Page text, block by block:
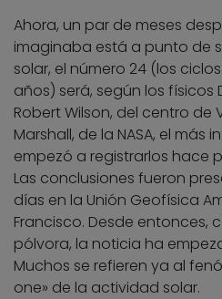
Ahora, un par de meses
imaginaba está a punto de
solar, el número 24 (los
años) será, según los físicos
Robert Wilson, del centro de
Marshall, de la NASA, el más
empezó a registrarlos hace
Las conclusiones fueron
días en la Unión Geofísica
Francisco. Desde entonces,
pólvora, la noticia ha
Muchos se refieren ya al
one» de la actividad solar.